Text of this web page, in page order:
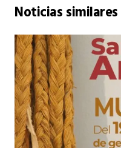
Noticias similares